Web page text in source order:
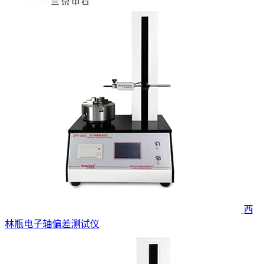
西
林瓶电子轴偏差测试仪